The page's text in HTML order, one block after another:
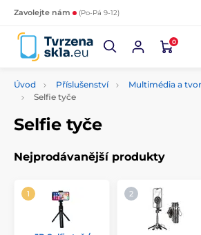
Zavolejte nám (Po-Pá 9-12)
0
Úvod Příslušenství
Multimédia a
Selfie tyče
Selfie tyče
Nejprodávanější produkty